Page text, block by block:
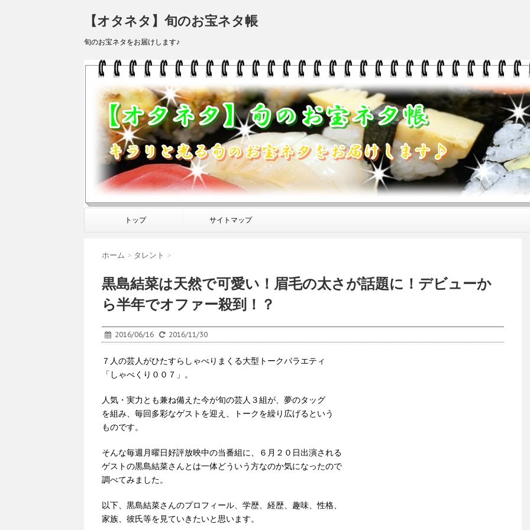
【オタネタ】旬のお宝ネタ帳
旬のお宝ネタをお届けします♪
トップ サイトマップ
ホーム > タレント >
黒島結菜は天然で可愛い！眉毛の太さが話題に！デビューか
ら半年でオファー殺到！？
2016/06/16 2016/11/30
７人の芸人がひたすらしゃべりまくる大型トークバラエティ
「しゃべくり００７」。
人気・実力とも兼ね備えた今が旬の芸人３組が、夢のタッグ
を組み、毎回多彩なゲストを迎え、トークを繰り広げるという
ものです。
そんな毎週月曜日好評放映中の当番組に、６月２０日出演される
ゲストの黒島結菜さんとは一体どういう方なのか気になったので
調べてみました。
以下、黒島結菜さんのプロフィール、学歴、経歴、趣味、性格、
家族、彼氏等を見ていきたいと思います。